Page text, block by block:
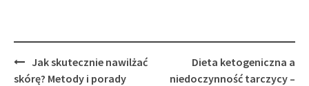
Post
navigation
Jak skutecznie nawilżać
skórę? Metody i porady
Dieta ketogeniczna a
niedoczynność tarczycy –